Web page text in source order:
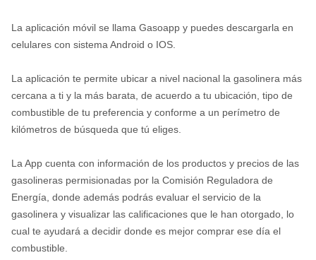
La aplicación móvil se llama Gasoapp y puedes descargarla en
celulares con sistema Android o IOS.
La aplicación te permite ubicar a nivel nacional la gasolinera más
cercana a ti y la más barata, de acuerdo a tu ubicación, tipo de
combustible de tu preferencia y conforme a un perímetro de
kilómetros de búsqueda que tú eliges.
La App cuenta con información de los productos y precios de las
gasolineras permisionadas por la Comisión Reguladora de
Energía, donde además podrás evaluar el servicio de la
gasolinera y visualizar las calificaciones que le han otorgado, lo
cual te ayudará a decidir donde es mejor comprar ese día el
combustible.